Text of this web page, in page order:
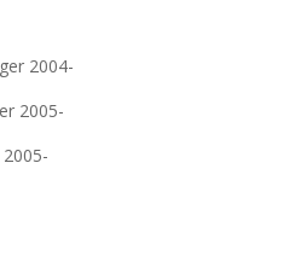
2004-
2005-